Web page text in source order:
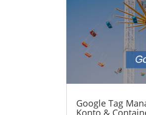
Google Tag
Konto &